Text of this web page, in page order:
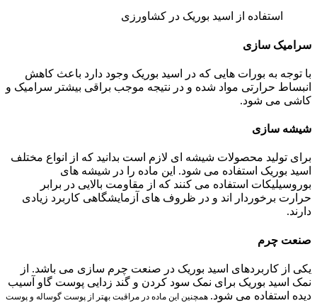
استفاده از اسید بوریک در کشاورزی
سرامیک سازی
با توجه به بورات هایی که در اسید بوریک وجود دارد باعث کاهش
انبساط حرارتی مواد شده و در نتیجه موجب براقی بیشتر سرامیک و
کاشی می شود.
شیشه سازی
برای تولید محصولات شیشه ای لازم است بدانید که از انواع مختلف
اسید بوریک استفاده می شود. این ماده را در شیشه های
بوروسیلیکات استفاده می کنند که از مقاومت بالایی در برابر
حرارت برخوردار اند و در ظروف های آزمایشگاهی کاربرد زیادی
دارند.
صنعت چرم
یکی از کاربردهای اسید بوریک در صنعت چرم سازی می باشد. از
نمک اسید بوریک برای نمک سود کردن و گند زدایی پوست گاو آسیب
دیده استفاده می شود. همچنین این ماده در مراقبت بهتر از پوست گوساله و پوست